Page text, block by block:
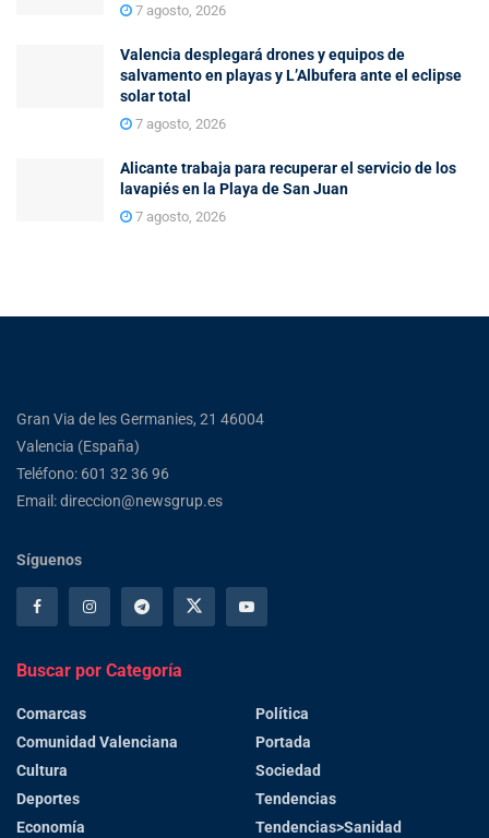
7 agosto, 2026
Valencia desplegará drones y equipos de
salvamento en playas y L’Albufera ante el eclipse
solar total
7 agosto, 2026
Alicante trabaja para recuperar el servicio de los
lavapiés en la Playa de San Juan
7 agosto, 2026
Gran Via de les Germanies, 21 46004
Valencia (España)
Teléfono: 601 32 36 96
Email: direccion@newsgrup.es
Síguenos
Buscar por Categoría
Comarcas
Comunidad Valenciana
Cultura
Deportes
Economía
Política
Portada
Sociedad
Tendencias
Tendencias>Sanidad